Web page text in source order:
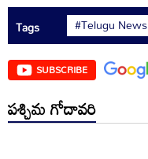
Tags #Telugu News
SUBSCRIBE
పశ్చిమ గోదావరి